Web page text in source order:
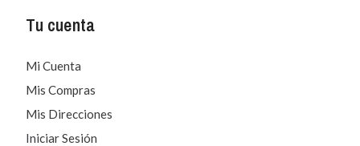
Tu cuenta
Mi Cuenta
Mis Compras
Mis Direcciones
Iniciar Sesión